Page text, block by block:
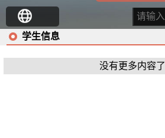
学生信息
没有更多内容了